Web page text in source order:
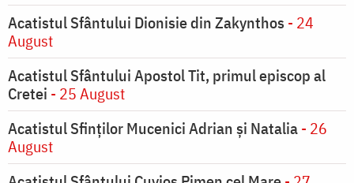
Acatistul Sfântului Dionisie din Zakynthos - 24
August
Acatistul Sfântului Apostol Tit, primul episcop al
Cretei - 25 August
Acatistul Sfinților Mucenici Adrian și Natalia- 26
August